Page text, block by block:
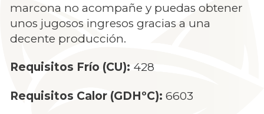
marcona no acompañe y puedas obtener
unos jugosos ingresos gracias a una
decente producción.
Requisitos Frío (CU): 428
Requisitos Calor (GDHºC): 6603